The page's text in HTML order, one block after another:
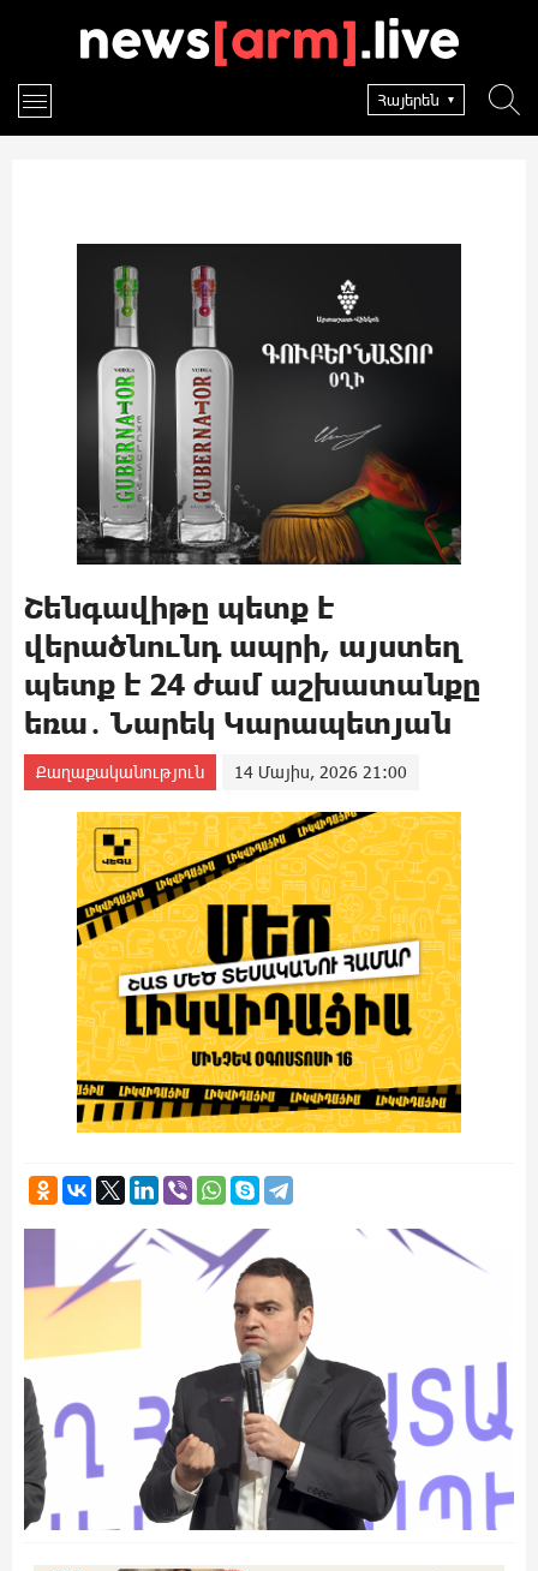
Հայերեն
Շենգավիթը պետք է
վերածնունդ ապրի, այստեղ
պետք է 24 ժամ աշխատանքը
եռա․ Նարեկ Կարապետյան
Քաղաքականություն 14 Մայիս, 2026 21:00